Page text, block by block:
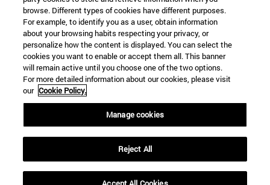
browse. Different types of cookies have different purposes.
For example, to identify you as a user, obtain information
about your browsing habits respecting your privacy, or
personalize how the content is displayed. You can select the
cookies you want to enable or accept them all. This banner
will remain active until you choose one of the two options.
For more detailed information about our cookies, please visit
our Cookie Policy.
Manage cookies
Reject All